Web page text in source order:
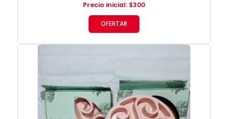
Precio inicial: $300
OFERTAR